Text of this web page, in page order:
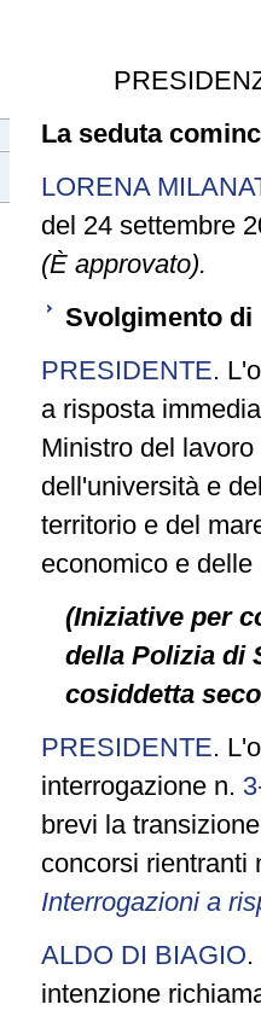
La seduta
LORENA
del 24 settembre
(È approvato).
Svolgimento
PRESIDENTE.
a risposta
Ministro del
dell'università e
territorio e del
economico e
(Iniziative per
della Polizia di
cosiddetta
PRESIDENTE.
interrogazione n.
brevi la
concorsi
Interrogazioni a
ALDO DI BIAGIO
intenzione